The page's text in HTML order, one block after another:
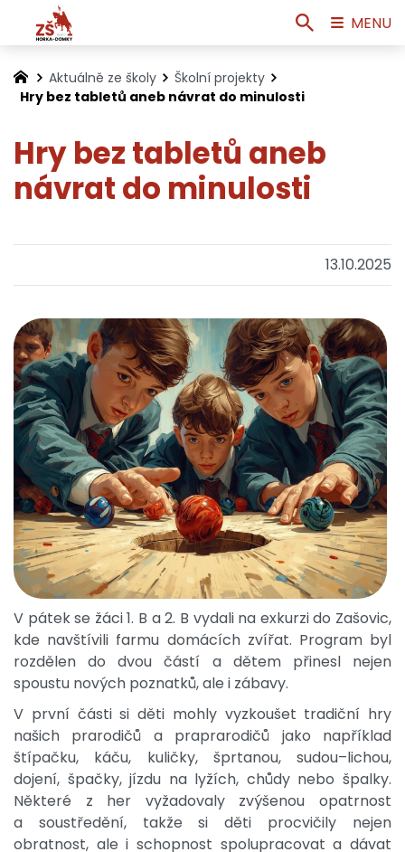
Aktuálně ze školy
Školní projekty
Hry bez tabletů aneb návrat do minulosti
Hry bez tabletů aneb
návrat do minulosti
13.10.2025
V pátek se žáci 1. B a 2. B vydali na exkurzi do Zašovic,
kde navštívili farmu domácích zvířat. Program byl
rozdělen do dvou částí a dětem přinesl nejen
spoustu nových poznatků, ale i zábavy.
V první části si děti mohly vyzkoušet tradiční hry
našich prarodičů a praprarodičů jako například
štípačku, káču, kuličky, šprtanou, sudou–lichou,
dojení, špačky, jízdu na lyžích, chůdy nebo špalky.
Některé z her vyžadovaly zvýšenou opatrnost
a soustředění, takže si děti procvičily nejen
obratnost, ale i schopnost spolupracovat a dávat
MENU